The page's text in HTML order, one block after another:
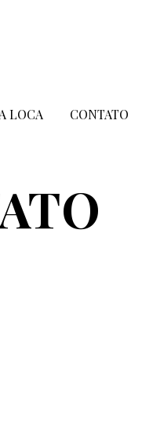
LOCA CONTATO